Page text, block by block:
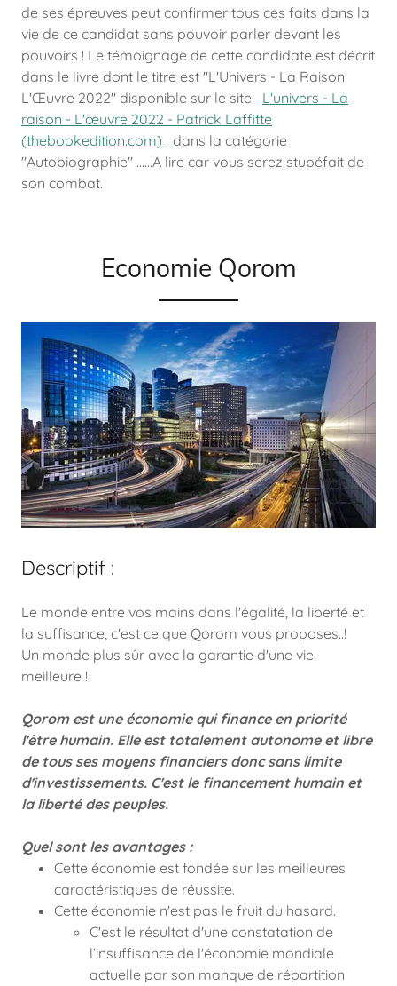
de ses épreuves peut confirmer tous ces faits dans la
vie de ce candidat sans pouvoir parler devant les
pouvoirs ! Le témoignage de cette candidate est décrit
dans le livre dont le titre est "L'Univers - La Raison.
L'Œuvre 2022" disponible sur le site L'univers - La
raison - L'œuvre 2022 - Patrick Laffitte
(thebookedition.com)
dans la catégorie
"Autobiographie" ......A lire car vous serez stupéfait de
son combat.
Economie Qorom
Descriptif :
Le monde entre vos mains dans l'égalité, la liberté et
la suffisance, c'est ce que Qorom vous proposes..!
Un monde plus sûr avec la garantie d'une vie
meilleure !
Qorom est une économie qui finance en priorité
l'être humain. Elle est totalement autonome et libre
de tous ses moyens financiers donc sans limite
d'investissements. C'est le financement humain et
la liberté des peuples.
Quel sont les avantages :
Cette économie est fondée sur les meilleures
caractéristiques de réussite.
Cette économie n'est pas le fruit du hasard.
C'est le résultat d'une constatation de
l’insuffisance de l'économie mondiale
actuelle par son manque de répartition